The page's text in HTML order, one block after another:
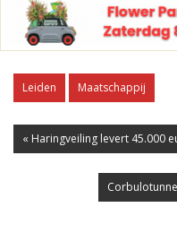
Leiden Maatschappij
« Haringveiling levert 45.000